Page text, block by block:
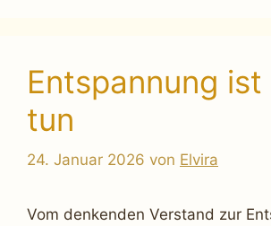
Entspannung ist
tun
24. Januar 2026 von Elvira
Vom denkenden Verstand zur